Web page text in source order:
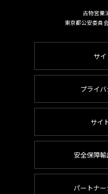
古物営業
東京都公安委員
サ
プライ
サイ
安全保障
パートナ